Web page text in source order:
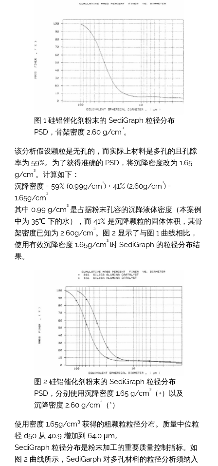
图 1 硅铝催化剂粉末的 SediGraph 粒径分布
PSD，骨架密度 2.60 g/cm³。
该分析假设颗粒是无孔的，而实际上材料是多孔的且孔隙
率为 59%。为了获得准确的 PSD，将沉降密度改为 1.65
g/cm³。计算如下：
沉降密度 = 59% (0.99g/cm³) + 41% (2.60g/cm³) =
1.65g/cm³
其中 0.99 g/cm³ 是占据粉末孔容的沉降液体密度（本案例
中为 35℃ 下的水），而 41% 是沉降颗粒的固体体积，其骨
架密度已知为 2.60g/cm³。图 2 显示了与图 1 曲线相比，
使用有效沉降密度 1.65g/cm³ 时 SediGraph 的粒径分布结
果。
图 2 硅铝催化剂粉末的 SediGraph 粒径分布
PSD，分别使用沉降密度 1.65 g/cm³
（+）以及
沉降密度 2.60 g/cm³ （*）
使用密度 1.65g/cm³ 获得的粗颗粒粒径分布。质量中位粒
径 d50 从 40.9 增加到 64.0 μm。
SediGraph 粒径分布是粉末加工的重要质量控制指标。如
图 2 曲线所示，SediGarph 对多孔材料的粒径分析须纳入